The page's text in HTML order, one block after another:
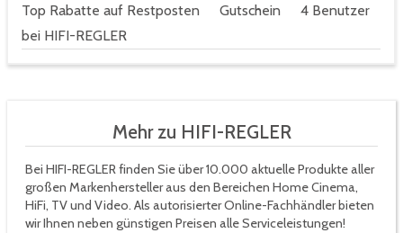
Top Rabatte auf Restposten
bei HIFI-REGLER
Gutschein 4 Benutzer
Mehr zu HIFI-REGLER
Bei HIFI-REGLER finden Sie über 10.000 aktuelle Produkte aller
großen Markenhersteller aus den Bereichen Home Cinema,
HiFi, TV und Video. Als autorisierter Online-Fachhändler bieten
wir Ihnen neben günstigen Preisen alle Serviceleistungen!